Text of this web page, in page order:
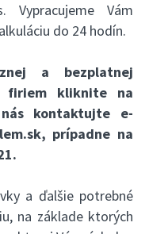
Vypracujeme Vám
do 24 hodín.
a bezplatnej
firiem kliknite na
kontaktujte e-
, prípadne na
.
a ďalšie potrebné
na základe ktorých